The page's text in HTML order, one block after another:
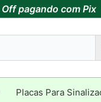
Off pagando com Pix
Placas Para